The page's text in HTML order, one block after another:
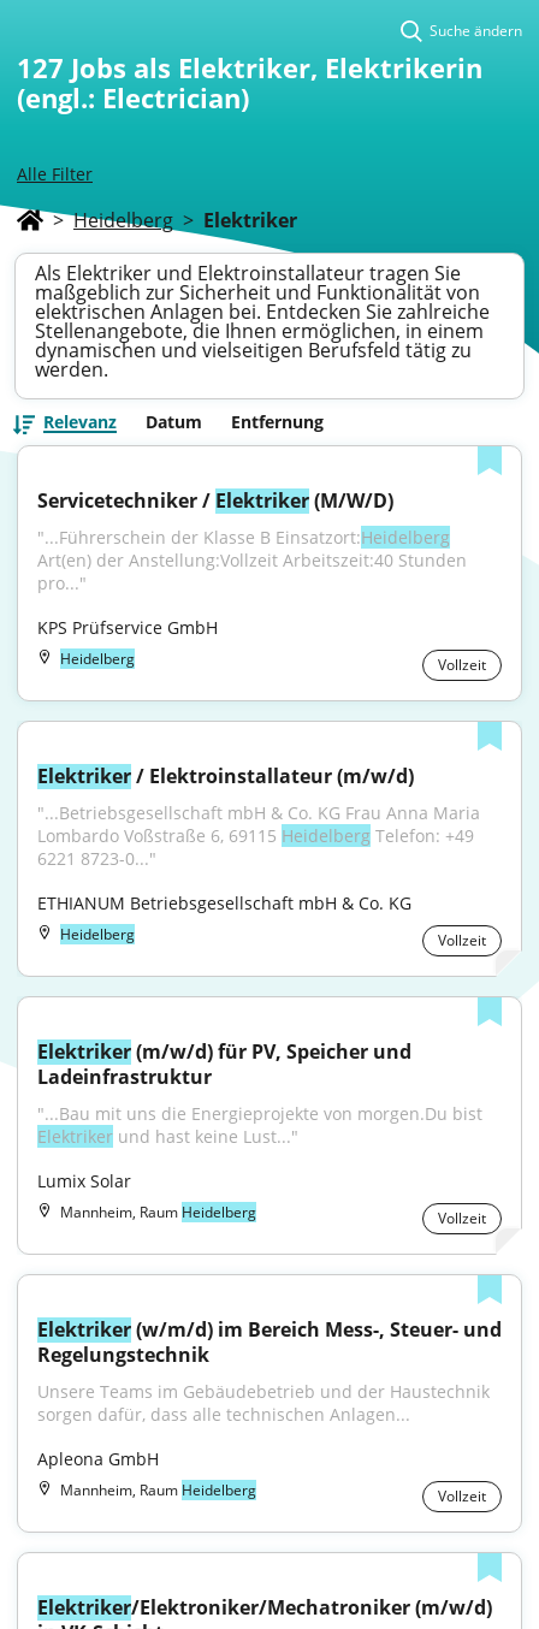
Alle Filter
Suche ändern
127 Jobs als Elektriker, Elektrikerin
(engl.: Electrician)
> Heidelberg > Elektriker
Als Elektriker und Elektroinstallateur tragen Sie
maßgeblich zur Sicherheit und Funktionalität von
elektrischen Anlagen bei. Entdecken Sie zahlreiche
Stellenangebote, die Ihnen ermöglichen, in einem
dynamischen und vielseitigen Berufsfeld tätig zu
werden.
Relevanz Datum Entfernung
Servicetechniker / Elektriker (M/W/D)
"...Führerschein der Klasse B Einsatzort:Heidelberg
Art(en) der Anstellung:Vollzeit Arbeitszeit:40 Stunden
pro..."
KPS Prüfservice GmbH
Heidelberg Vollzeit
Elektriker / Elektroinstallateur (m/w/d)
"...Betriebsgesellschaft mbH & Co. KG Frau Anna Maria
Lombardo Voßstraße 6, 69115 Heidelberg Telefon: +49
6221 8723-0..."
ETHIANUM Betriebsgesellschaft mbH & Co. KG
Heidelberg Vollzeit
Elektriker (m/w/d) für PV, Speicher und
Ladeinfrastruktur
Elektriker und hast keine Lust..."
Lumix Solar
Mannheim, Raum Heidelberg Vollzeit
Elektriker (w/m/d) im Bereich Mess-, Steuer- und
Regelungstechnik
Unsere Teams im Gebäudebetrieb und der Haustechnik
sorgen dafür, dass alle technischen Anlagen...
Apleona GmbH
Mannheim, Raum Heidelberg Vollzeit
Elektriker/Elektroniker/Mechatroniker (m/w/d)